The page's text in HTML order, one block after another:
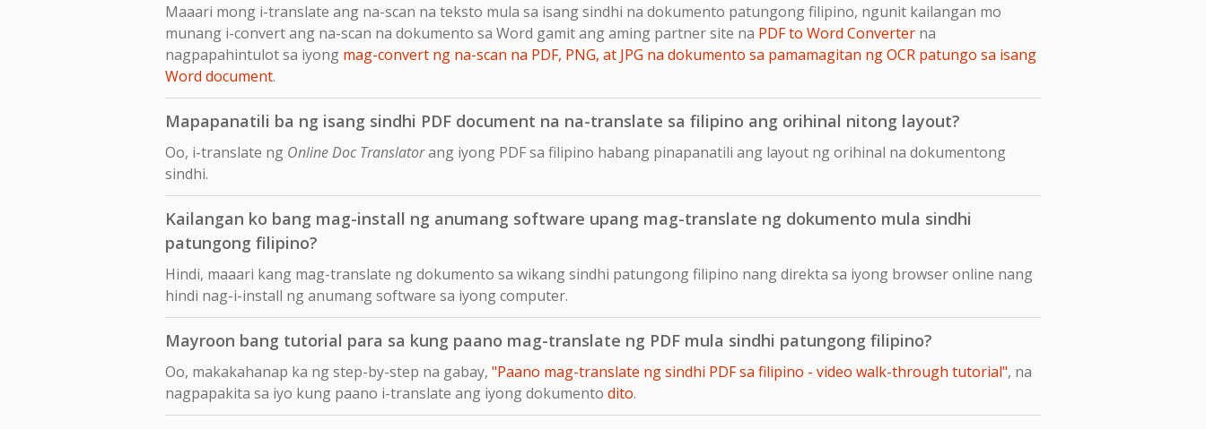
Maaari mong i-translate ang na-scan na teksto mula sa isang sindhi na dokumento patungong filipino, ngunit kailangan mo
munang i-convert ang na-scan na dokumento sa Word gamit ang aming partner site na PDF to Word Converter na
nagpapahintulot sa iyong mag-convert ng na-scan na PDF, PNG, at JPG na dokumento sa pamamagitan ng OCR patungo sa isang
Word document.
Mapapanatili ba ng isang sindhi PDF document na na-translate sa filipino ang orihinal nitong layout?
Oo, i-translate ng Online Doc Translatorang iyong PDF sa filipino habang pinapanatili ang layout ng orihinal na dokumentong
sindhi.
Kailangan ko bang mag-install ng anumang software upang mag-translate ng dokumento mula sindhi
patungong filipino?
Hindi, maaari kang mag-translate ng dokumento sa wikang sindhi patungong filipino nang direkta sa iyong browser online nang
hindi nag-i-install ng anumang software sa iyong computer.
Mayroon bang tutorial para sa kung paano mag-translate ng PDF mula sindhi patungong filipino?
Oo, makakahanap ka ng step-by-step na gabay, "Paano mag-translate ng sindhi PDF sa filipino - video walk-through tutorial", na
nagpapakita sa iyo kung paano i-translate ang iyong dokumento dito.